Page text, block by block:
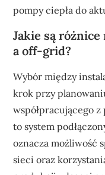
pompy ciepła do
Jakie są
a off-grid?
Wybór między
krok przy
współpracującego
to system
oznacza możliwość
sieci oraz